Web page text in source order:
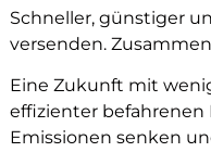
Schneller, günstiger
versenden.
Eine Zukunft mit
effizienter befahrenen
Emissionen senken